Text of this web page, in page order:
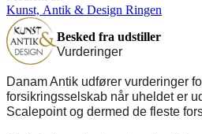
Kunst, Antik & Design Ringen
Besked fra udstiller
Vurderinger
Danam Antik udfører vurderinger
forsikringsselskab når uheldet er
Scalepoint og dermed de fleste